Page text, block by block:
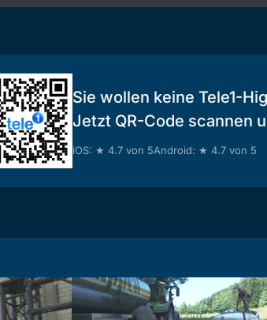
Sie wollen keine Tele1-
Jetzt QR-Code scannen
iOS: ★ 4.7 von 5Android: ★ 4.7 von 5